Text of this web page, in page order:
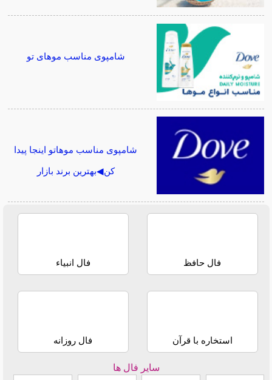
شامپوی مناسب موهای تو
شامپوی مناسب موهاتو اینجا پیدا
کن◀بهترین برند بازار
فال حافظ فال انبیاء
استخاره با قرآن فال روزانه
سایر فال ها